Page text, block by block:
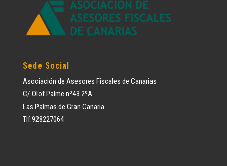
Sede Social
Asociación de Asesores Fiscales de Canarias
C/ Olof Palme nº43 2ºA
Las Palmas de Gran Canaria
Tlf:928227064